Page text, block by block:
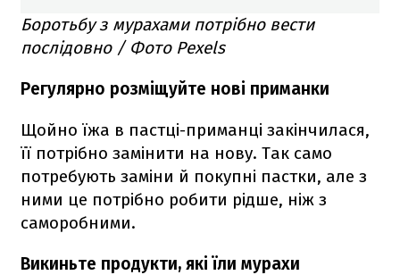
Боротьбу з мурахами потрібно вести
послідовно / Фото Pexels
Регулярно розміщуйте нові приманки
Щойно їжа в пастці-приманці закінчилася,
її потрібно замінити на нову. Так само
потребують заміни й покупні пастки, але з
ними це потрібно робити рідше, ніж з
саморобними.
Викиньте продукти, які їли мурахи